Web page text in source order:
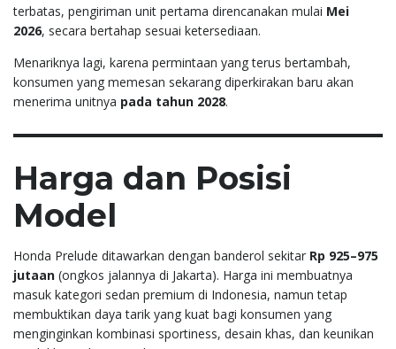
terbatas, pengiriman unit pertama direncanakan mulai Mei
2026, secara bertahap sesuai ketersediaan.
Menariknya lagi, karena permintaan yang terus bertambah,
konsumen yang memesan sekarang diperkirakan baru akan
menerima unitnya pada tahun 2028.
Harga dan Posisi
Model
Honda Prelude ditawarkan dengan banderol sekitar Rp 925–975
jutaan (ongkos jalannya di Jakarta). Harga ini membuatnya
masuk kategori sedan premium di Indonesia, namun tetap
membuktikan daya tarik yang kuat bagi konsumen yang
menginginkan kombinasi sportiness, desain khas, dan keunikan